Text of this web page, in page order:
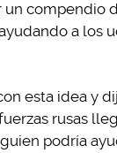
compendio
a los
esta idea y
rusas
podría